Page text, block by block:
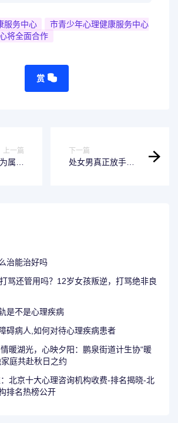
服务中心
市青少年心理健康服务中心
将全面合作
赏
上一篇
属于
下一篇
处女男真正放手的
治能治好吗
骂还管用吗？12岁女孩叛逆，打骂绝非良
是不是心理疾病
碍病人,如何对待心理疾病患者
暖湖光，心映夕阳：鹏泉街道计生协“暖
庭共赴秋日之约
北京十大心理咨询机构收费-排名揭晓-北
排名热榜公开